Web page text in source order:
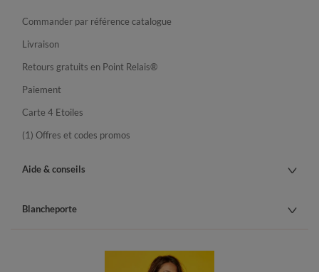
Commander par référence catalogue
Livraison
Retours gratuits en Point Relais®
Paiement
Carte 4 Etoiles
(1) Offres et codes promos
Aide & conseils
Blancheporte